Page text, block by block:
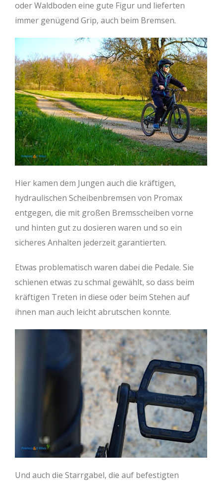
oder Waldboden eine gute Figur und lieferten
immer genügend Grip, auch beim Bremsen.
Hier kamen dem Jungen auch die kräftigen,
hydraulischen Scheibenbremsen von Promax
entgegen, die mit großen Bremsscheiben vorne
und hinten gut zu dosieren waren und so ein
sicheres Anhalten jederzeit garantierten.
Etwas problematisch waren dabei die Pedale. Sie
schienen etwas zu schmal gewählt, so dass beim
kräftigen Treten in diese oder beim Stehen auf
ihnen man auch leicht abrutschen konnte.
Und auch die Starrgabel, die auf befestigten